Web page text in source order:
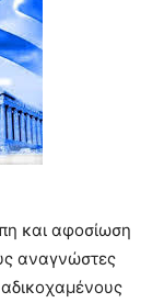
και αφοσίωση
αναγνώστες